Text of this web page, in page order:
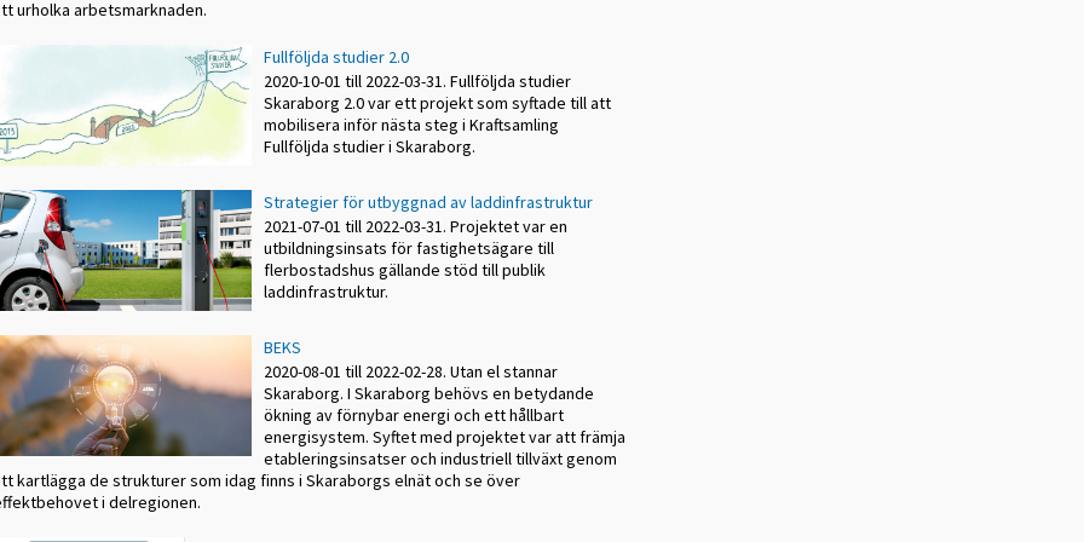
urholka arbetsmarknaden.
Fullföljda studier 2.0
2020-10-01 till 2022-03-31. Fullföljda studier
Skaraborg 2.0 var ett projekt som syftade till att
mobilisera inför nästa steg i Kraftsamling
Fullföljda studier i Skaraborg.
Strategier för utbyggnad av laddinfrastruktur
2021-07-01 till 2022-03-31. Projektet var en
utbildningsinsats för fastighetsägare till
flerbostadshus gällande stöd till publik
laddinfrastruktur.
BEKS
2020-08-01 till 2022-02-28. Utan el stannar
Skaraborg. I Skaraborg behövs en betydande
ökning av förnybar energi och ett hållbart
energisystem. Syftet med projektet var att främja
etableringsinsatser och industriell tillväxt genom
kartlägga de strukturer som idag finns i Skaraborgs elnät och se över
i delregionen.